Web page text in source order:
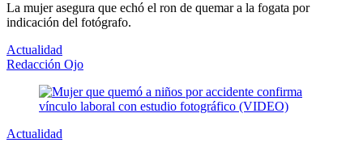
La mujer asegura que echó el ron de quemar a la fogata por
indicación del fotógrafo.
Actualidad
Redacción Ojo
Actualidad